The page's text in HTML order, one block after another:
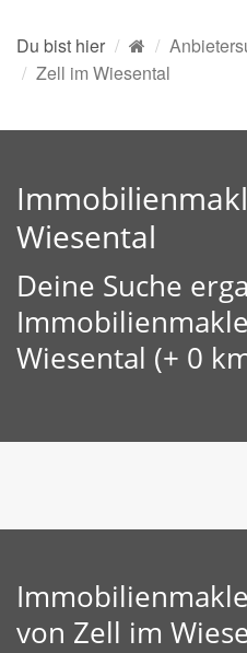
Du bist hier
Zell im Wiesental
Wiesental
Deine Suche
Wiesental (+ 0
von Zell im